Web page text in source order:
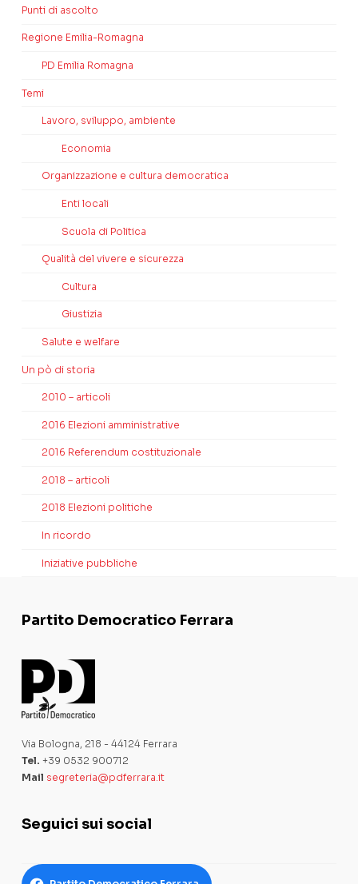
Punti di ascolto
Regione Emilia-Romagna
PD Emilia Romagna
Temi
Lavoro, sviluppo, ambiente
Economia
Organizzazione e cultura democratica
Enti locali
Scuola di Politica
Qualità del vivere e sicurezza
Cultura
Giustizia
Salute e welfare
Un pò di storia
2010 – articoli
2016 Elezioni amministrative
2016 Referendum costituzionale
2018 – articoli
2018 Elezioni politiche
In ricordo
Iniziative pubbliche
Partito Democratico Ferrara
Via Bologna, 218 - 44124 Ferrara
Tel. +39 0532 900712
Mail segreteria@pdferrara.it
Seguici sui social